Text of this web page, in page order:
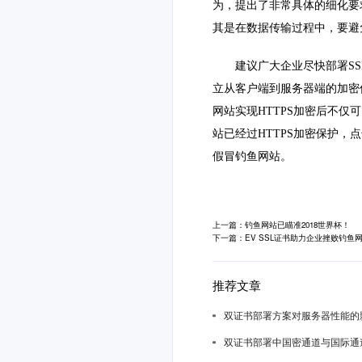
为，提出了非常具体的细化
其是在数据传输过程中，要
建议广大企业尽快部署
立从客户端到服务器端的加
网站实现HTTPS加密后不仅
站已经过HTTPS加密保护，
假冒钓鱼网站。
上一篇：钓鱼网站已瞄准2018世界杯！
下一篇：EV SSL证书助力企业挫败钓鱼
推荐文章
双证书部署方案对服务器性能
双证书部署中国密通道与国际